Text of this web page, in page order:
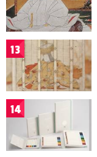
13
14